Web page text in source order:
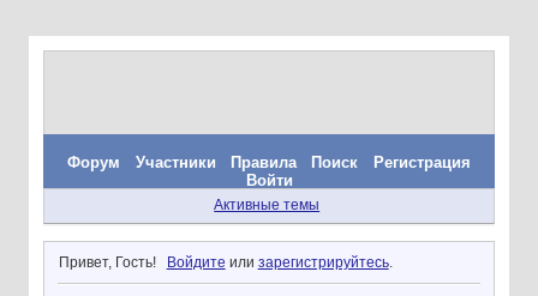
Форум Участники Правила Поиск
Регистрация
Войти
Активные темы
Привет, Гость! Войдите или зарегистрируйтесь.